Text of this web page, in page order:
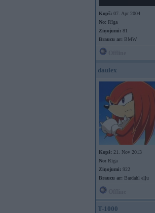
Kopš: 07. Apr 2004
No: Rīga
Ziņojumi: 81
Braucu ar: BMW
daulex
Kopš: 21. Nov 2013
No: Rīga
Ziņojumi: 922
Braucu ar: Bardahl eļļu
T-1000